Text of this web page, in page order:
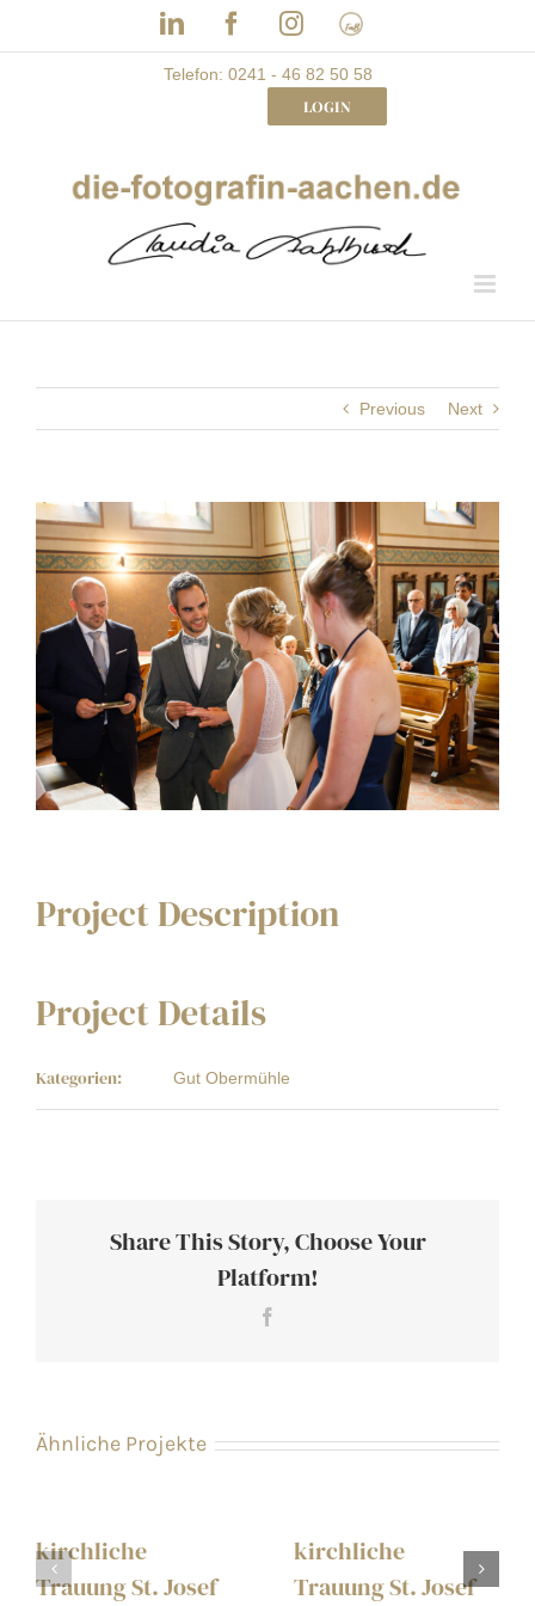
LinkedInFacebookInstagram
Frau
mit
Bizz
Telefon: 0241 - 46 82 50 58
LOGIN
Previous Next
Project Description
Project Details
Kategorien: Gut Obermühle
Share This Story, Choose Your
Platform!
Ähnliche Projekte
kirchliche
Trauung St. Josef
kirchliche
Trauung St. Josef